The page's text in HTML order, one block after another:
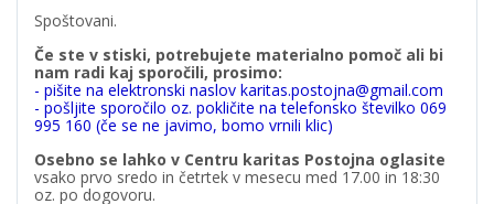
Spoštovani.
Če ste v stiski, potrebujete materialno pomoč ali bi
nam radi kaj sporočili, prosimo:
- pišite na elektronski naslov karitas.postojna@gmail.com
- pošljite sporočilo oz. pokličite na telefonsko številko 069
995 160 (če se ne javimo, bomo vrnili klic)
Osebno se lahko v Centru karitas Postojna oglasite
vsako prvo sredo in četrtek v mesecu med 17.00 in 18:30
oz. po dogovoru.